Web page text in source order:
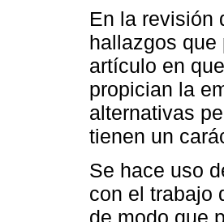
En la revisión
hallazgos que
artículo en
propician la
alternativas
tienen un
Se hace uso
con el trabajo
de modo que